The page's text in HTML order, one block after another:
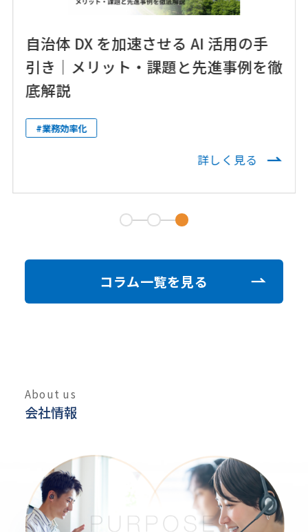
自治体 DX を加速させる AI 活用の手
引き｜メリット・課題と先進事例を徹
底解説
#業務効率化
詳しく見る
コラム一覧を見る
About us
会社情報